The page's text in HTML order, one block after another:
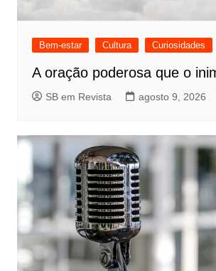
Bem-estar Cultura Curiosidades
A oração poderosa que o
SB em Revista agosto 9, 2026